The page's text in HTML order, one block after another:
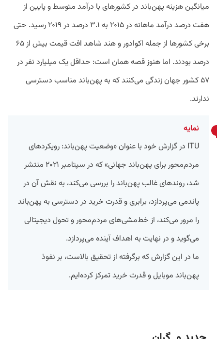
میانگین هزینه پهن‌باند در کشورهای با درآمد متوسط و پایین از
هفت درصد درآمد ماهانه در ۲۰۱۵ به ۳.۱ درصد در ۲۰۱۹ رسید. حتی
برخی کشورها از جمله اکوادور و هند شاهد افت قیمت بیش از ۶۵
درصد بودند. اما هنوز قصه همان است: حداقل یک میلیارد نفر در
۵۷ کشور جهان زندگی می‌کنند که به پهن‌باند مناسب دسترسی
ندارند.
نمایه
ITU در گزارش خود با عنوان «وضعیت پهن‌باند: رویکردهای
مردم‌محور برای پهن‌باند جهانی» که در سپتامبر ۲۰۲۱ منتشر
شد، روندهای غالب پهن‌باند را بررسی می‌کند، به نقش آن در
پاندمی می‌پردازد، برابری و قدرت خرید در دسترسی به پهن‌باند
را مرور می‌کند، از خط‌مشی‌های مردم‌محور و تحول دیجیتالی
می‌گوید و در نهایت به اهداف آینده می‌پردازد.
ما در این گزارش که برگرفته از تحقیق بالاست، بر نفوذ
پهن‌باند موبایل و قدرت خرید تمرکز کرده‌ایم.